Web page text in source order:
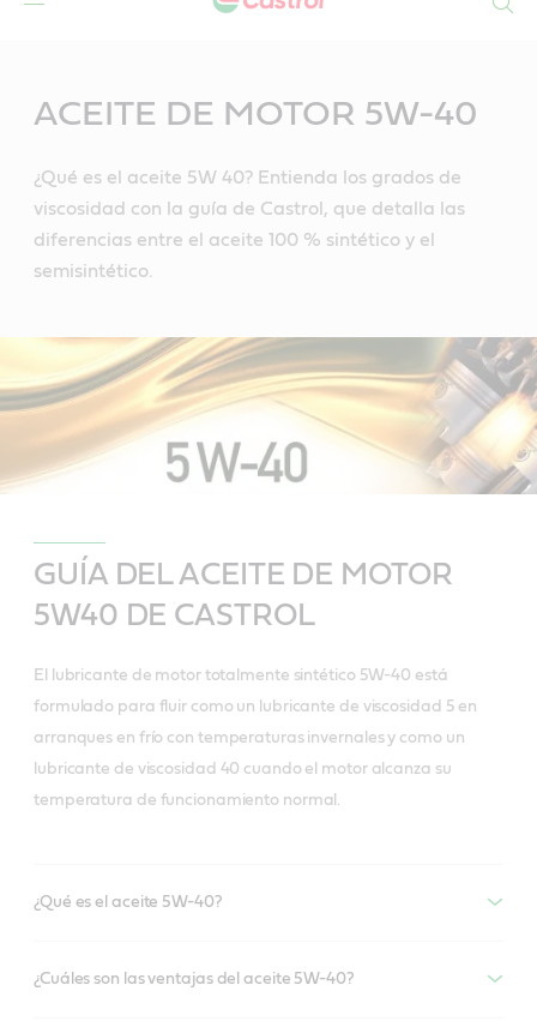
ACEITE DE MOTOR 5W-40
¿Qué es el aceite 5W 40? Entienda los grados de
viscosidad con la guía de Castrol, que detalla las
diferencias entre el aceite 100 % sintético y el
semisintético.
GUÍA DEL ACEITE DE MOTOR
5W40 DE CASTROL
El lubricante de motor totalmente sintético 5W-40 está
formulado para fluir como un lubricante de viscosidad 5 en
arranques en frío con temperaturas invernales y como un
lubricante de viscosidad 40 cuando el motor alcanza su
temperatura de funcionamiento normal.
¿Qué es el aceite 5W-40?
¿Cuáles son las ventajas del aceite 5W-40?